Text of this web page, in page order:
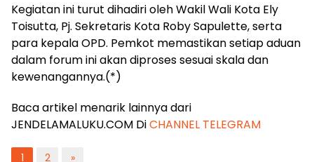
Kegiatan ini turut dihadiri oleh Wakil Wali Kota Ely
Toisutta, Pj. Sekretaris Kota Roby Sapulette, serta
para kepala OPD. Pemkot memastikan setiap aduan
dalam forum ini akan diproses sesuai skala dan
kewenangannya.(*)
Baca artikel menarik lainnya dari
JENDELAMALUKU.COM DiCHANNEL TELEGRAM
1 2 »